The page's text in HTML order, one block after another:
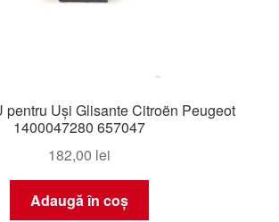
pentru Uși Glisante Citroën Peugeot
1400047280 657047
182,00 lei
Adaugă în coș